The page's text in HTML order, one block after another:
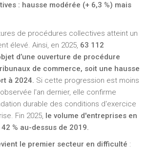
: hausse modérée (+ 6,3 %) mais
de procédures collectives atteint un
élevé. Ainsi, en 2025, 63 112
d’une ouverture de procédure
de commerce, soit une hausse
à 2024. Si cette progression est moins
l'an dernier, elle confirme
durable des conditions d'exercice
Fin 2025, le volume d'entreprises en
% au-dessus de 2019.
le premier secteur en difficulté :